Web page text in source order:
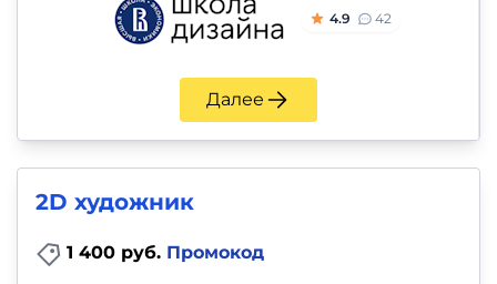
4.9 42
Далее
2D художник
1 400 руб. Промокод